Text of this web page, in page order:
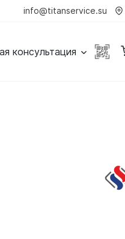
info@titanservice.su
консультация